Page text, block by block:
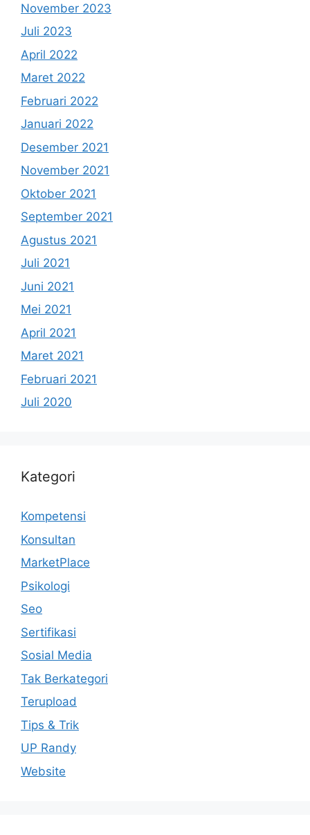
November 2023
Juli 2023
April 2022
Maret 2022
Februari 2022
Januari 2022
Desember 2021
November 2021
Oktober 2021
September 2021
Agustus 2021
Juli 2021
Juni 2021
Mei 2021
April 2021
Maret 2021
Februari 2021
Juli 2020
Kategori
Kompetensi
Konsultan
MarketPlace
Psikologi
Seo
Sertifikasi
Sosial Media
Tak Berkategori
Terupload
Tips & Trik
UP Randy
Website